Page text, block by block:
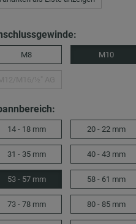
M8 M10
14 - 18 mm 20 - 22 mm
31 - 35 mm 40 - 43 mm
53 - 57 mm 58 - 61 mm
73 - 78 mm 80 - 85 mm